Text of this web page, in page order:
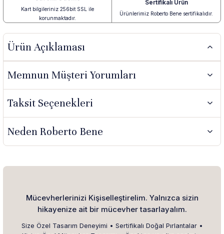
Kart bilgileriniz 256bit SSL ile
korunmaktadır.
Sertifikalı Ürün
Ürünlerimiz Roberto Bene sertifikalıdır.
Ürün Açıklaması
Memnun Müşteri Yorumları
Taksit Seçenekleri
Neden Roberto Bene
Mücevherlerinizi Kişiselleştirelim. Yalnızca sizin
hikayenize ait bir mücevher tasarlayalım.
Size Özel Tasarım Deneyimi • Sertifikalı Doğal Pırlantalar •